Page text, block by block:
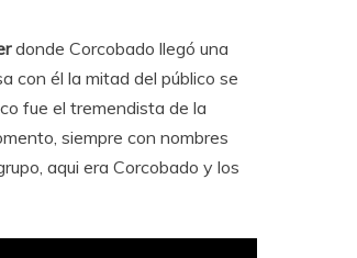
donde Corcobado llegó una
con él la mitad del público se
fue el tremendista de la
siempre con nombres
aqui era Corcobado y los